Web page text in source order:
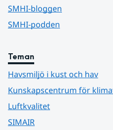
SMHI-bloggen
SMHI-podden
Teman
Havsmiljö i kust och hav
Kunskapscentrum för
Luftkvalitet
SIMAIR